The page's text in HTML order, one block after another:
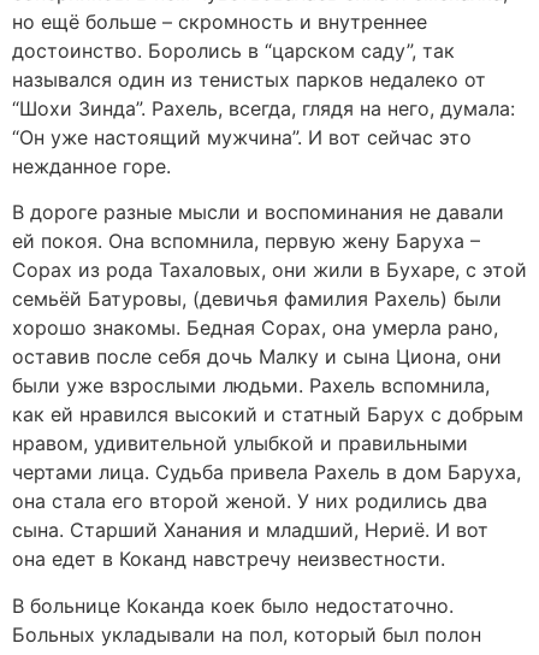
но ещё больше – скромность и внутреннее
достоинство. Боролись в “царском саду”, так
назывался один из тенистых парков недалеко от
“Шохи Зинда”. Рахель, всегда, глядя на него, думала:
“Он уже настоящий мужчина”. И вот сейчас это
нежданное горе.
В дороге разные мысли и воспоминания не давали
ей покоя. Она вспомнила, первую жену Баруха –
Сорах из рода Тахаловых, они жили в Бухаре, с этой
семьёй Батуровы, (девичья фамилия Рахель) были
хорошо знакомы. Бедная Сорах, она умерла рано,
оставив после себя дочь Малку и сына Циона, они
были уже взрослыми людьми. Рахель вспомнила,
как ей нравился высокий и статный Барух с добрым
нравом, удивительной улыбкой и правильными
чертами лица. Судьба привела Рахель в дом Баруха,
она стала его второй женой. У них родились два
сына. Старший Ханания и младший, Нериё. И вот
она едет в Коканд навстречу неизвестности.
В больнице Коканда коек было недостаточно.
Больных укладывали на пол, который был полон